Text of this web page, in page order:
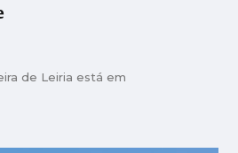
de Leiria está em